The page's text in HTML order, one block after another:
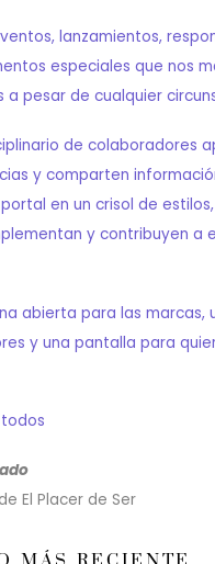
lanzamientos,
especiales que nos
pesar de cualquier
de colaboradores
y comparten
en un crisol de
y contribuyen a
abierta para las marcas,
y una pantalla para
El Placer de Ser